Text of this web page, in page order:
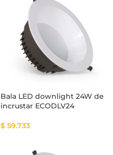
Bala LED downlight 24W de
incrustar ECODLV24
$ 59.733